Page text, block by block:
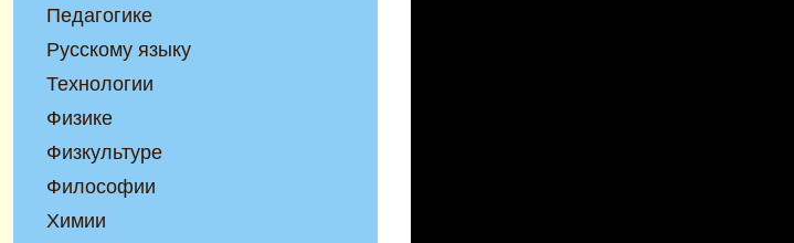
Педагогике
Русскому языку
Технологии
Физике
Физкультуре
Философии
Химии